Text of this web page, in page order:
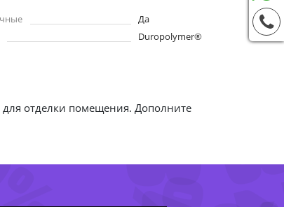
Да
Duropolymer®
отделки помещения. Дополните